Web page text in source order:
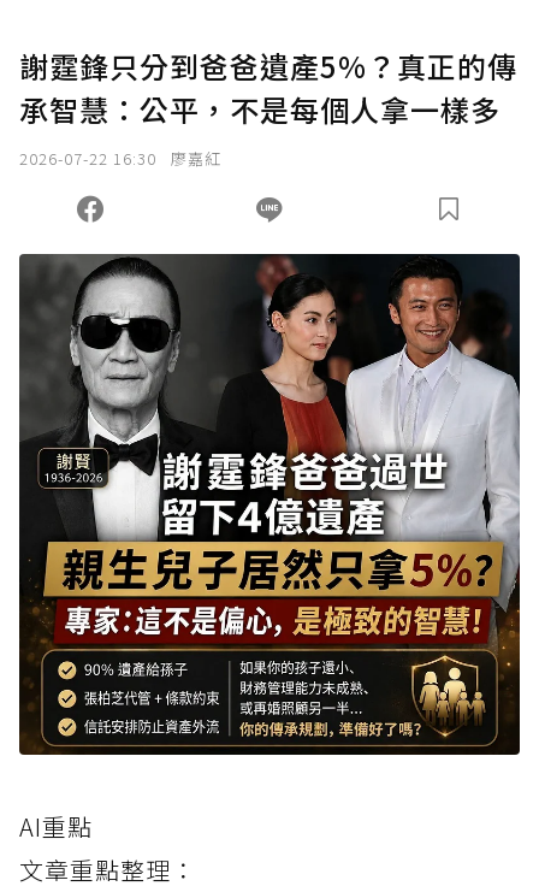
謝霆鋒只分到爸爸遺產5%？真正的傳
承智慧：公平，不是每個人拿一樣多
2026-07-22 16:30 廖嘉紅
AI重點
文章重點整理：